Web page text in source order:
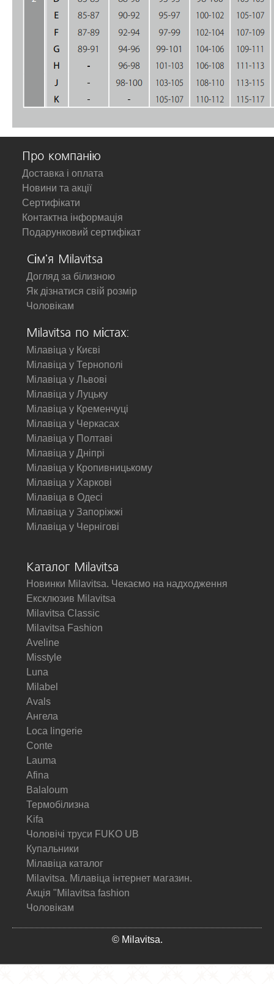
Про компанію
Доставка і оплата
Новини та акції
Сертифікати
Контактна інформація
Подарунковий сертифікат
Сім'я Milavitsa
Догляд за білизною
Як дізнатися свій розмір
Чоловікам
Milavitsa по містах:
Мілавіца у Києві
Мілавіца у Тернополі
Мілавіца у Львові
Мілавіца у Луцьку
Мілавіца у Кременчуці
Мілавіца у Черкасах
Мілавіца у Полтаві
Мілавіца у Дніпрі
Мілавіца у Кропивницькому
Мілавіца у Харкові
Мілавіца в Одесі
Мілавіца у Запоріжжі
Мілавіца у Чернігові
Каталог Milavitsa
Новинки Milavitsa. Чекаємо на надходження
Ексклюзив Milavitsa
Milavitsa Classic
Milavitsa Fashion
Aveline
Misstyle
Luna
Milabel
Avals
Ангела
Loca lingerie
Conte
Lauma
Afina
Balaloum
Термобілизна
Kifa
Чоловічі труси FUKO UB
Купальники
Мілавіца каталог
Milavitsa. Мілавіца інтернет магазин.
Акція "Milavitsa fashion
Чоловікам
© Milavitsa.